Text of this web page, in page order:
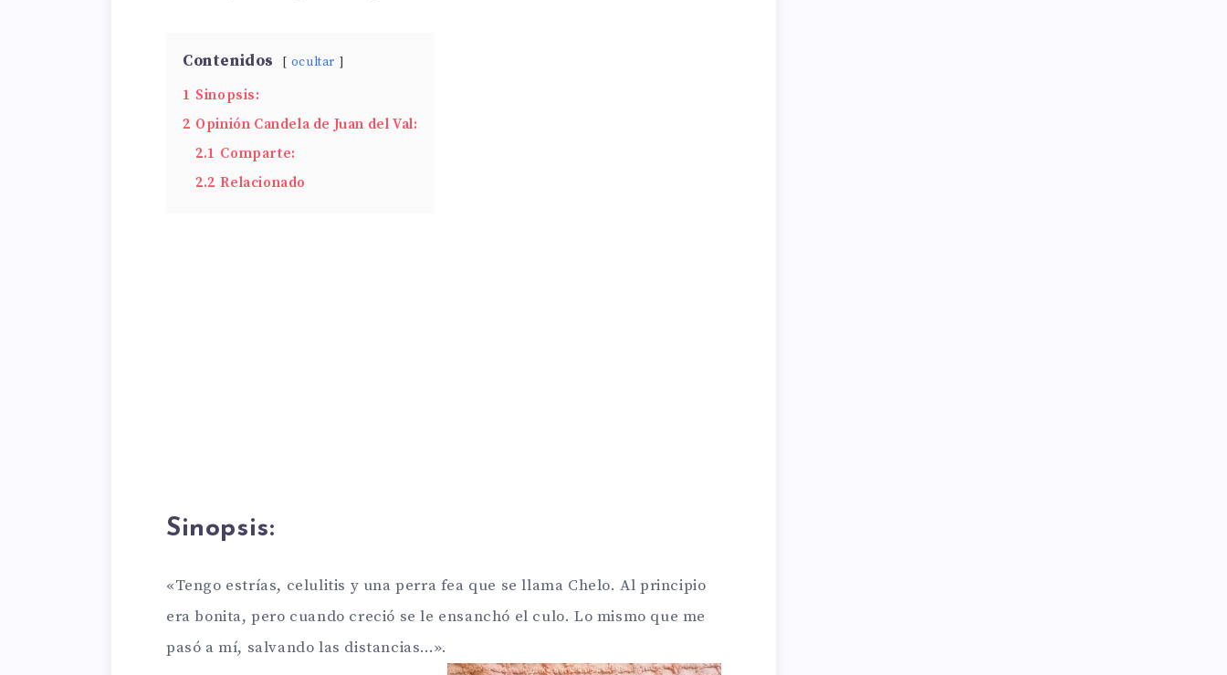
Contenidos ocultar
1 Sinopsis:
2 Opinión Candela de Juan del Val:
2.1 Comparte:
2.2 Relacionado
Sinopsis:
«Tengo estrías, celulitis y una perra fea que se llama Chelo. Al principio
era bonita, pero cuando creció se le ensanchó el culo. Lo mismo que me
pasó a mí, salvando las distancias…».